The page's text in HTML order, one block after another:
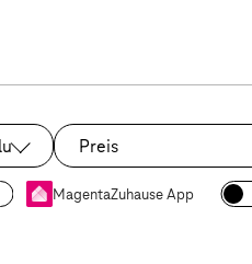
Pro Plus Gaming Edition
Preis
MagentaZuhause App